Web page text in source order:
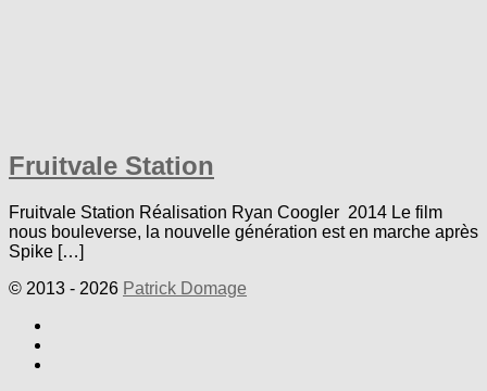
Fruitvale Station
Fruitvale Station Réalisation Ryan Coogler 2014 Le film
nous bouleverse, la nouvelle génération est en marche après
Spike […]
© 2013 - 2026 Patrick Domage